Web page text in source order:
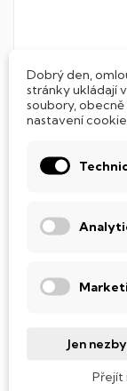
Dobrý den,
stránky ukládají
soubory,
nastavení
Jen
Přejít